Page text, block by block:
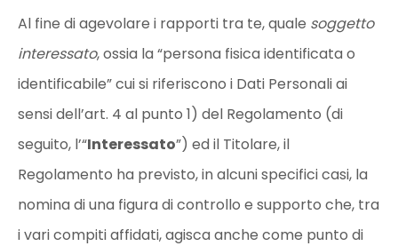
Al fine di agevolare i rapporti tra te, quale soggetto
interessato, ossia la “persona fisica identificata o
identificabile” cui si riferiscono i Dati Personali ai
sensi dell’art. 4 al punto 1) del Regolamento (di
seguito, l’“Interessato”) ed il Titolare, il
Regolamento ha previsto, in alcuni specifici casi, la
nomina di una figura di controllo e supporto che, tra
i vari compiti affidati, agisca anche come punto di